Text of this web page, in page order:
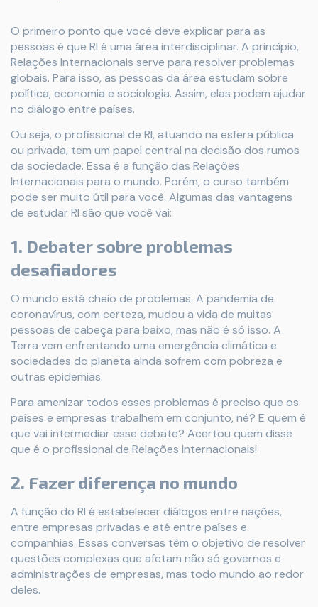
O primeiro ponto que você deve explicar para as
pessoas é que RI é uma área interdisciplinar. A princípio,
Relações Internacionais serve para resolver problemas
globais. Para isso, as pessoas da área estudam sobre
política, economia e sociologia. Assim, elas podem ajudar
no diálogo entre países.
Ou seja, o profissional de RI, atuando na esfera pública
ou privada, tem um papel central na decisão dos rumos
da sociedade. Essa é a função das Relações
Internacionais para o mundo. Porém, o curso também
pode ser muito útil para você. Algumas das vantagens
de estudar RI são que você vai:
1. Debater sobre problemas
desafiadores
O mundo está cheio de problemas. A pandemia de
coronavírus, com certeza, mudou a vida de muitas
pessoas de cabeça para baixo, mas não é só isso. A
Terra vem enfrentando uma emergência climática e
sociedades do planeta ainda sofrem com pobreza e
outras epidemias.
Para amenizar todos esses problemas é preciso que os
países e empresas trabalhem em conjunto, né? E quem é
que vai intermediar esse debate? Acertou quem disse
que é o profissional de Relações Internacionais!
2. Fazer diferença no mundo
A função do RI é estabelecer diálogos entre nações,
entre empresas privadas e até entre países e
companhias. Essas conversas têm o objetivo de resolver
questões complexas que afetam não só governos e
administrações de empresas, mas todo mundo ao redor
deles.